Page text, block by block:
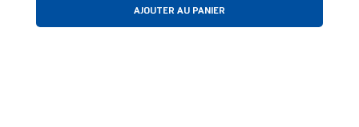
AJOUTER AU PANIER